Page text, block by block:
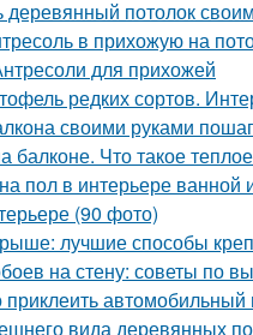
деревянный потолок
в прихожую на
для прихожей
редких сортов.
своими руками
балконе. Что такое
пол в интерьере ванной
(90 фото)
лучшие способы
на стену: советы по
приклеить
вида деревянных